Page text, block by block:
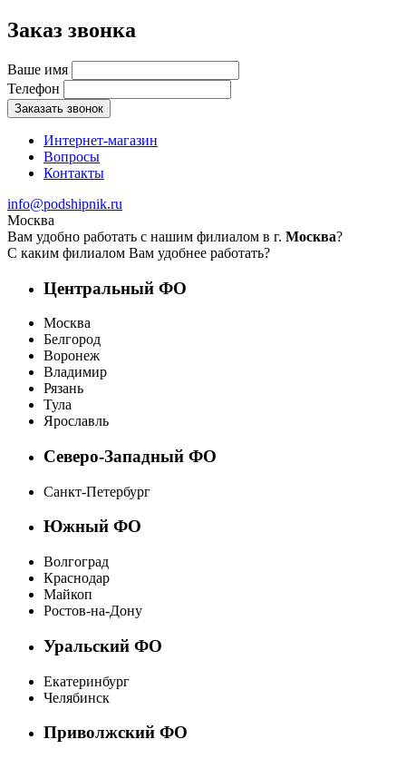
Заказ звонка
Ваше имя
Телефон
Заказать звонок
Интернет-магазин
Вопросы
Контакты
info@podshipnik.ru
Москва
Вам удобно работать с нашим филиалом в г. Москва?
С каким филиалом Вам удобнее работать?
Центральный ФО
Москва
Белгород
Воронеж
Владимир
Рязань
Тула
Ярославль
Северо-Западный ФО
Санкт-Петербург
Южный ФО
Волгоград
Краснодар
Майкоп
Ростов-на-Дону
Уральский ФО
Екатеринбург
Челябинск
Приволжский ФО